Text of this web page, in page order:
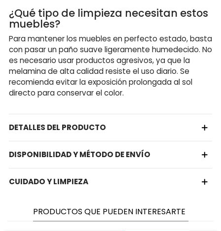
¿Qué tipo de limpieza necesitan estos
muebles?
Para mantener los muebles en perfecto estado, basta
con pasar un paño suave ligeramente humedecido. No
es necesario usar productos agresivos, ya que la
melamina de alta calidad resiste el uso diario. Se
recomienda evitar la exposición prolongada al sol
directo para conservar el color.
DETALLES DEL PRODUCTO
DISPONIBILIDAD Y MÉTODO DE ENVÍO
CUIDADO Y LIMPIEZA
PRODUCTOS QUE PUEDEN INTERESARTE